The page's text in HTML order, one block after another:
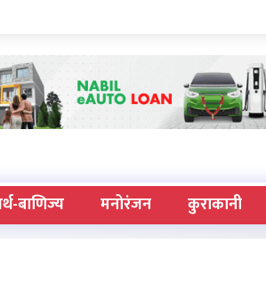
बाणिज्य मनोरंजन कुराकानी